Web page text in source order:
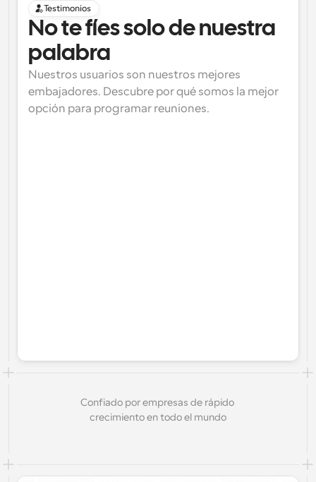
Testimonios
No te fíes solo de nuestra
palabra
Nuestros usuarios son nuestros mejores
embajadores. Descubre por qué somos la mejor
opción para programar reuniones.
Confiado por empresas de rápido
crecimiento en todo el mundo